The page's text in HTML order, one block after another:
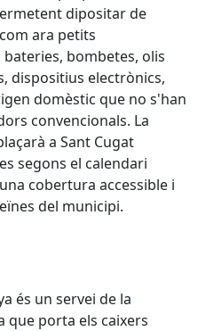
dipositar de
ara petits
bombetes, olis
dispositius electrònics,
domèstic que no s'han
convencionals. La
a Sant Cugat
segons el calendari
cobertura accessible i
del municipi.
és un servei de la
que porta els caixers